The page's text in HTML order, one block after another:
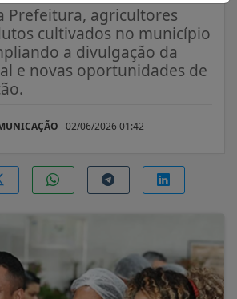
Prefeitura, agricultores
cultivados no município
a divulgação da
e novas oportunidades de
02/06/2026 01:42